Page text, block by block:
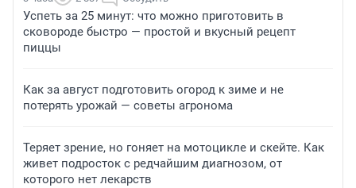
Успеть за 25 минут: что можно приготовить в
сковороде быстро — простой и вкусный рецепт
пиццы
Как за август подготовить огород к зиме и не
потерять урожай — советы агронома
Теряет зрение, но гоняет на мотоцикле и скейте. Как
живет подросток с редчайшим диагнозом, от
которого нет лекарств